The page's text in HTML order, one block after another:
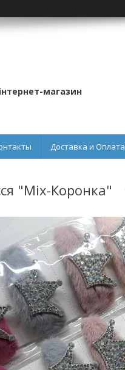
магазин
Доставка и Оплата
"Міх-Коронка"